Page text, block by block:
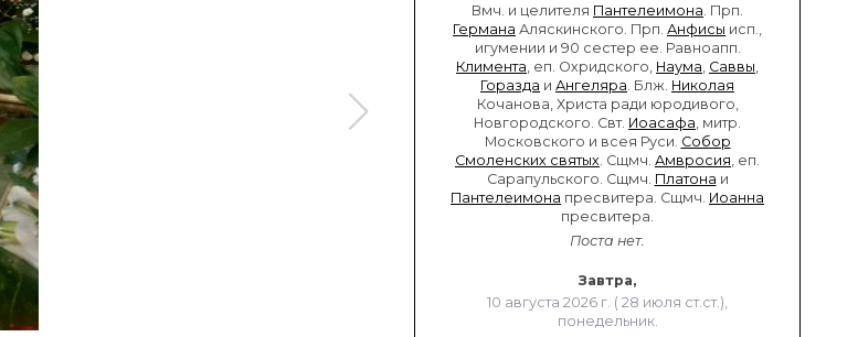
Вмч. и целителя Пантелеимона . Прп.
Германа Аляскинского. Прп. Анфисы исп.,
игумении и 90 сестер ее. Равноапп.
Климента , еп. Охридского, Наума Саввы
Горазда и Ангеляра . Блж. Николая
Кочанова, Христа ради юродивого,
Новгородского. Свт. Иоасафа , митр.
Московского и всея Руси. Собор
Смоленских святых . Сщмч. Амвросия , еп.
Сарапульского. Сщмч. Платона и
Пантелеимона пресвитера. Сщмч. Иоанна
пресвитера.
Поста нет.
Завтра,
10 августа 2026 г. ( 28 июля ст.ст.),
понедельник.